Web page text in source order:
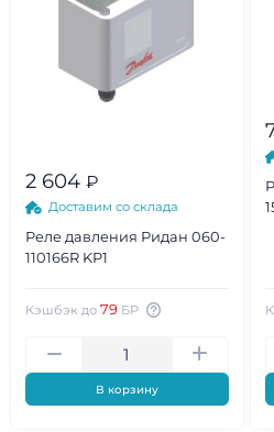
2 604 ₽
Доставим со склада
Реле давления Ридан 060-
110166R KP1
Кэшбэк до 79 БР
В корзину